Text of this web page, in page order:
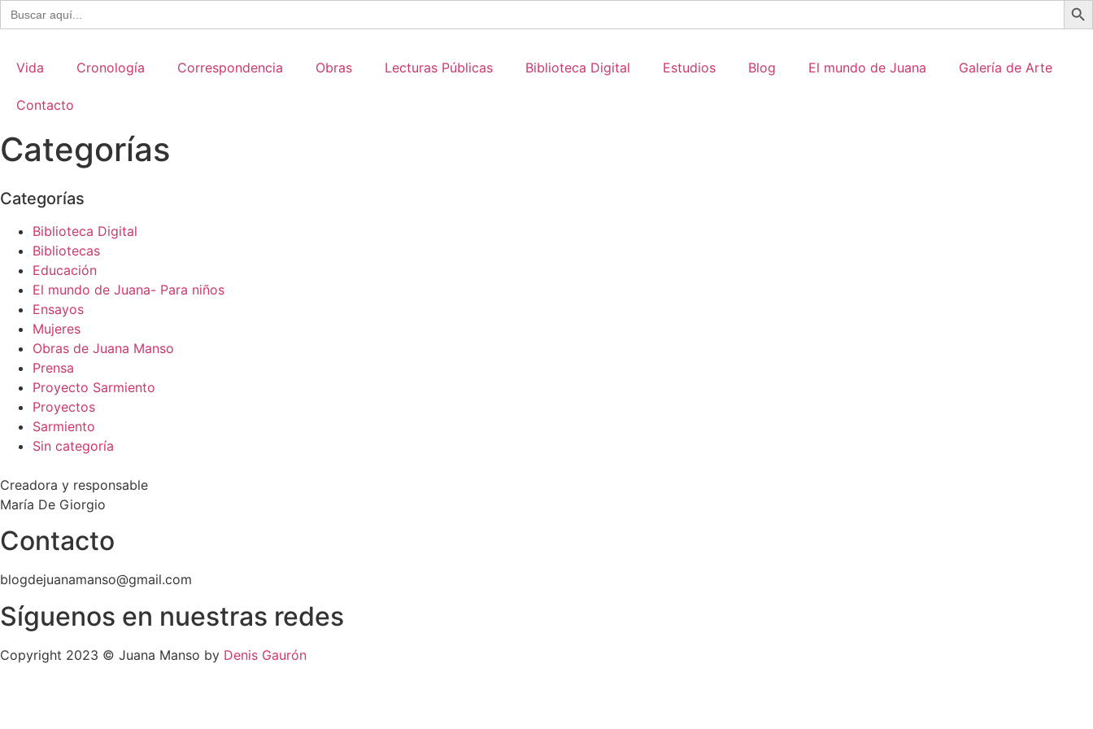
al
Buscar:
Vida Cronología Correspondencia Obras Lecturas Públicas Biblioteca Digital Estudios Blog El mundo de Juana Galería de Arte
Contacto
Categorías
Categorías
Biblioteca Digital
Bibliotecas
Educación
El mundo de Juana- Para niños
Ensayos
Mujeres
Obras de Juana Manso
Prensa
Proyecto Sarmiento
Proyectos
Sarmiento
Sin categoría
Creadora y responsable
María De Giorgio
Contacto
blogdejuanamanso@gmail.com
Síguenos en nuestras redes
Copyright 2023 © Juana Manso by Denis Gaurón